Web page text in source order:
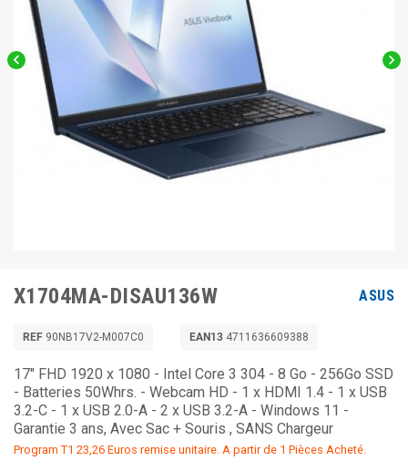
 
X1704MA-DISAU136W ASUS
REF 90NB17V2-M007C0 EAN13 4711636609388
17" FHD 1920 x 1080 - Intel Core 3 304 - 8 Go - 256Go SSD
- Batteries 50Whrs. - Webcam HD - 1 x HDMI 1.4 - 1 x USB
3.2-C - 1 x USB 2.0-A - 2 x USB 3.2-A - Windows 11 -
Garantie 3 ans, Avec Sac + Souris , SANS Chargeur
Program T1 23,26 Euros remise unitaire. A partir de 1 Pièces Acheté.